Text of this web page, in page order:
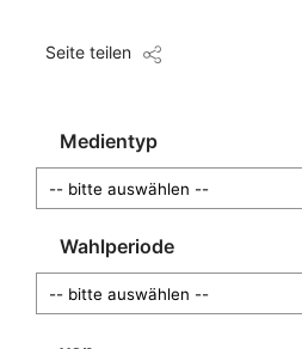
Seite teilen
Medientyp
Wahlperiode